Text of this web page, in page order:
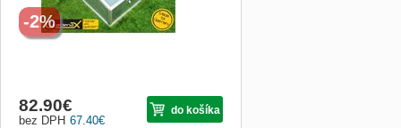
67.40€
bez DPH
82.90€ do košíka
-2%